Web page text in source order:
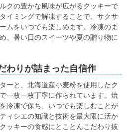
クの豊かな風味が広がるクッキーで
イミングで解凍することで、サクサ
ムをいつでも楽しめます。冷凍のま
、暑い日のスイーツや夏の贈り物に
わりが詰まった自信作
ーと、北海道産小麦粉を使用したク
一枚一枚丁寧に作られています。焼
冷凍で保ち、いつでも楽しむことが
ィシエの知識と技術を最大限に活か
ッキーの食感にとことんこだわり抜